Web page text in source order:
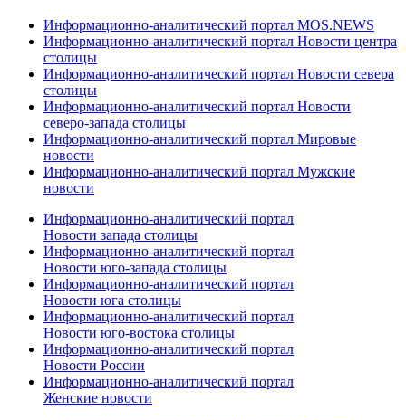
Информационно-аналитический портал MOS.NEWS
Информационно-аналитический портал Новости центра
столицы
Информационно-аналитический портал Новости севера
столицы
Информационно-аналитический портал Новости
северо-запада столицы
Информационно-аналитический портал Мировые
новости
Информационно-аналитический портал Мужские
новости
Информационно-аналитический портал
Новости запада столицы
Информационно-аналитический портал
Новости юго-запада столицы
Информационно-аналитический портал
Новости юга столицы
Информационно-аналитический портал
Новости юго-востока столицы
Информационно-аналитический портал
Новости России
Информационно-аналитический портал
Женские новости